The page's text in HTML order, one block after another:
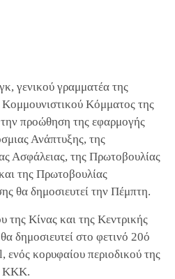
γενικού γραμματέα της
Κόμματος της
προώθηση της εφαρμογής
Ανάπτυξης, της
Ασφάλειας, της Πρωτοβουλίας
της Πρωτοβουλίας
θα δημοσιευτεί την Πέμπτη.
της Κίνας και της Κεντρικής
δημοσιευτεί στο φετινό 20ό
κορυφαίου περιοδικού της
ΚΚΚ.